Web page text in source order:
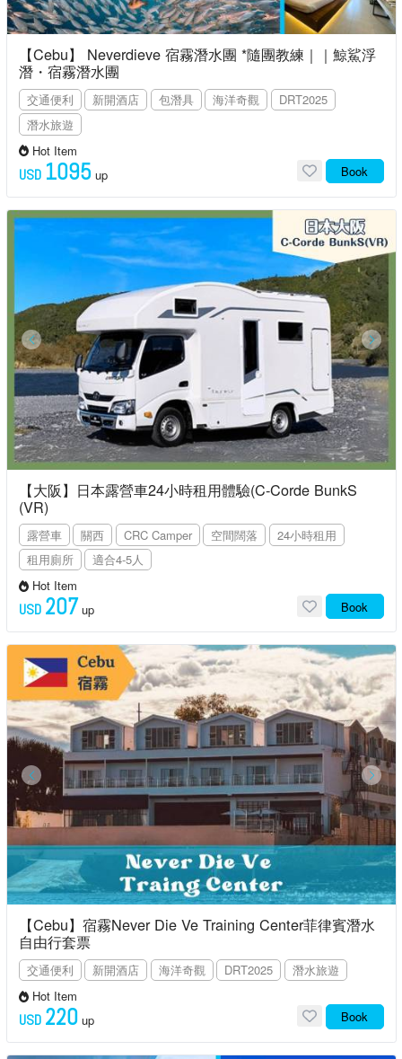
【Cebu】 Neverdieve 宿霧潛水團 *隨團教練｜｜鯨鯊浮
潛・宿霧潛水團
交通便利 新開酒店 包潛具 海洋奇觀
DRT2025
潛水旅遊
Hot Item
USD 1095 up Book
【大阪】日本露營車24小時租用體驗(C-Corde BunkS
(VR)
露營車 關西 CRC Camper 空間闊落
24小時租用
租用廁所
適合4-5人
Hot Item
USD 207 up Book
【Cebu】宿霧Never Die Ve Training Center菲律賓潛水
自由行套票
交通便利 新開酒店 海洋奇觀 DRT2025
潛水旅遊
Hot Item
USD 220 up Book